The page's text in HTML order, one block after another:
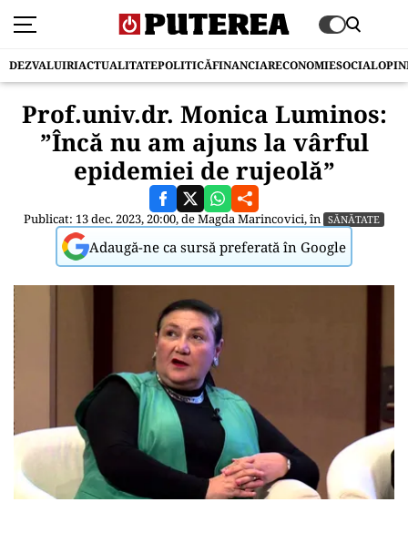
DEZVALUIRIACTUALITATEPOLITICĂFINANCIARECONOMIESOCIAL
Prof.univ.dr. Monica Luminos:
”Încă nu am ajuns la vârful
epidemiei de rujeolă”
Publicat: 13 dec. 2023, 20:00, deMagda Marincovici, în SĂNĂTATE
Adaugă-ne ca sursă preferată în Google